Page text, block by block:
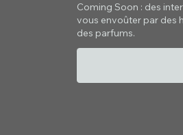
Coming Soon : des
vous envoûter par des
des parfums.